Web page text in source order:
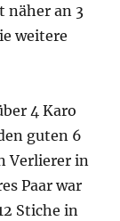
näher an 3
weitere
4 Karo
guten 6
Verlierer in
Paar war
Stiche in